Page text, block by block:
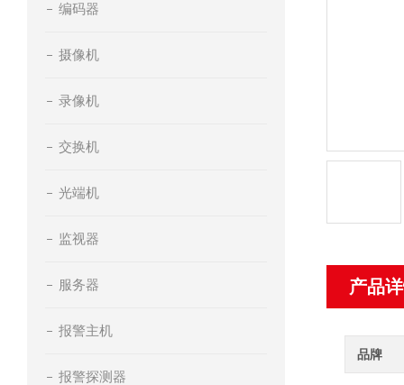
编码器
摄像机
录像机
交换机
光端机
监视器
服务器
报警主机
报警探测器
产品
品牌